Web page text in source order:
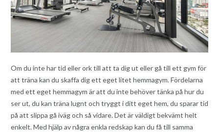
Om du inte har tid eller ork till att ta dig ut eller gå till ett gym för
att träna kan du skaffa dig ett eget litet hemmagym. Fördelarna
med ett eget hemmagym är att du inte behöver tänka på hur du
ser ut, du kan träna lugnt och tryggt i ditt eget hem, du sparar tid
på att slippa gå iväg och så vidare. Det är väldigt bekvämt helt
enkelt. Med hjälp av några enkla redskap kan du få till samma